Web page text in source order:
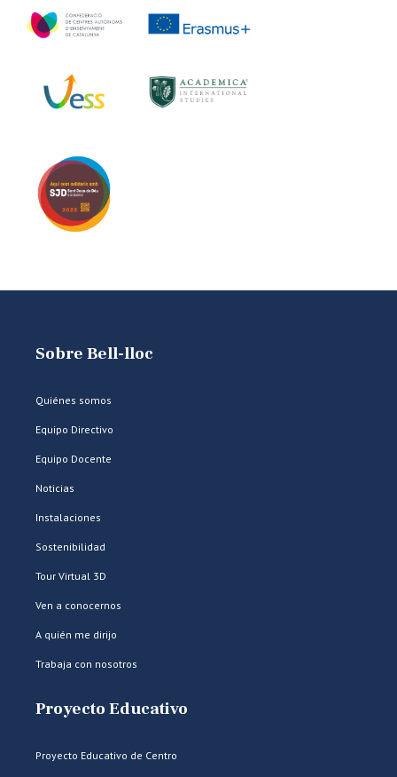
Sobre Bell-lloc
Quiénes somos
Equipo Directivo
Equipo Docente
Noticias
Instalaciones
Sostenibilidad
Tour Virtual 3D
Ven a conocernos
A quién me dirijo
Trabaja con nosotros
Proyecto Educativo
Proyecto Educativo de Centro